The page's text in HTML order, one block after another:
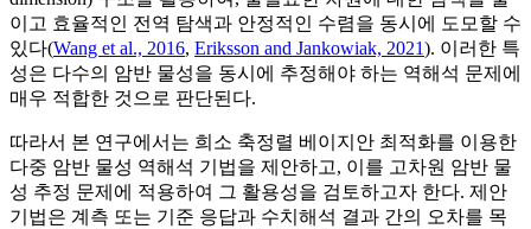
이고 효율적인 전역 탐색과 안정적인 수렴을 동시에 도모할 수
있다(Wang et al., 2016, Eriksson and Jankowiak, 2021). 이러한 특
성은 다수의 암반 물성을 동시에 추정해야 하는 역해석 문제에
매우 적합한 것으로 판단된다.
따라서 본 연구에서는 희소 축정렬 베이지안 최적화를 이용한
다중 암반 물성 역해석 기법을 제안하고, 이를 고차원 암반 물
성 추정 문제에 적용하여 그 활용성을 검토하고자 한다. 제안
기법은 계측 또는 기준 응답과 수치해석 결과 간의 오차를 목